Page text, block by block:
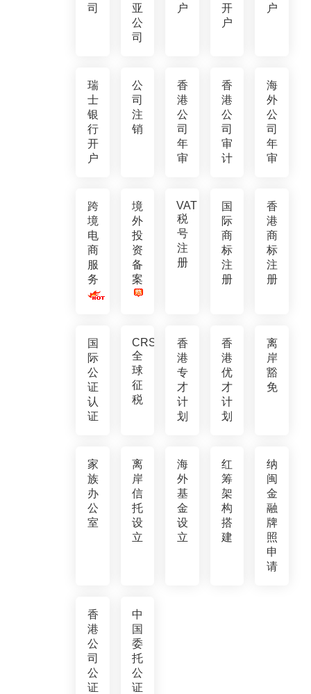
司
亚
公
司
户
开
户
户
瑞
士
银
行
开
户
公
司
注
销
香
港
公
司
年
审
香
港
公
司
审
计
海
外
公
司
年
审
跨
境
电
商
服
务
境
外
投
资
备
案
VAT
税
号
注
册
国
际
商
标
注
册
香
港
商
标
注
册
国
际
公
证
认
证
CRS
全
球
征
税
香
港
专
才
计
划
香
港
优
才
计
划
离
岸
豁
免
家
族
办
公
室
离
岸
信
托
设
立
海
外
基
金
设
立
红
筹
架
构
搭
建
纳
闽
金
融
牌
照
申
请
香
港
公
司
公
证
中
国
委
托
公
证